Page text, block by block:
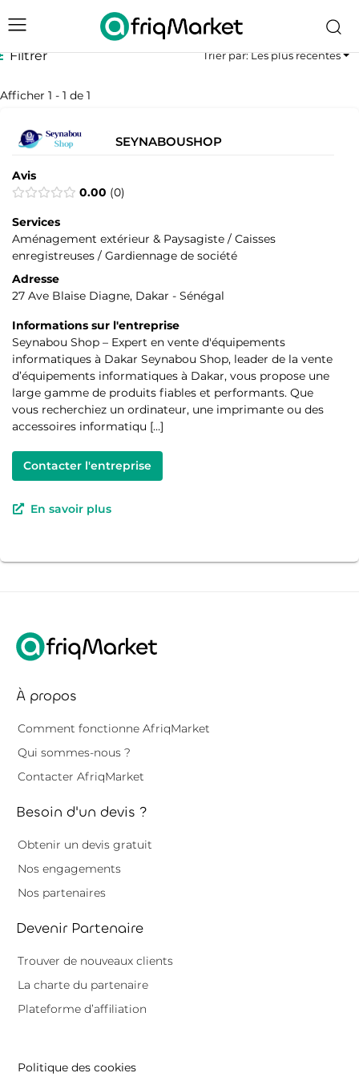
Filtrer
Afficher 1 - 1 de 1
Trier par: Les plus récentes
SEYNABOUSHOP
Avis
0.00 0
Services
Aménagement extérieur & Paysagiste / Caisses
enregistreuses / Gardiennage de société
Adresse
27 Ave Blaise Diagne, Dakar - Sénégal
Informations sur l'entreprise
Seynabou Shop – Expert en vente d'équipements
informatiques à Dakar Seynabou Shop, leader de la vente
d’équipements informatiques à Dakar, vous propose une
large gamme de produits fiables et performants. Que
vous recherchiez un ordinateur, une imprimante ou des
accessoires informatiqu […]
Contacter l'entreprise
En savoir plus
À propos
Comment fonctionne AfriqMarket
Qui sommes-nous ?
Contacter AfriqMarket
Besoin d'un devis ?
Obtenir un devis gratuit
Nos engagements
Nos partenaires
Devenir Partenaire
Trouver de nouveaux clients
La charte du partenaire
Plateforme d’affiliation
Politique des cookies